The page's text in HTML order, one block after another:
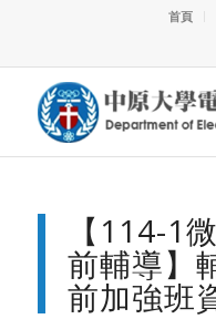
首頁
【114-1
前輔導】
前加強班